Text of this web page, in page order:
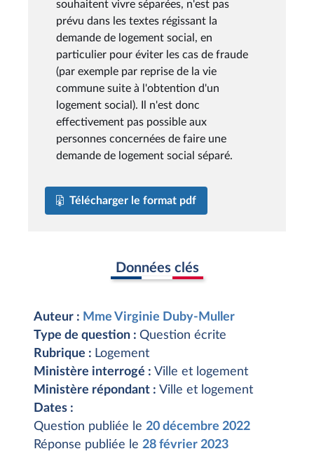
souhaitent vivre séparées, n'est pas
prévu dans les textes régissant la
demande de logement social, en
particulier pour éviter les cas de fraude
(par exemple par reprise de la vie
commune suite à l'obtention d'un
logement social). Il n'est donc
effectivement pas possible aux
personnes concernées de faire une
demande de logement social séparé.
Télécharger le format pdf
Données clés
Auteur : Mme Virginie Duby-Muller
Type de question : Question écrite
Rubrique : Logement
Ministère interrogé : Ville et logement
Ministère répondant : Ville et logement
Dates :
Question publiée le 20 décembre 2022
Réponse publiée le 28 février 2023